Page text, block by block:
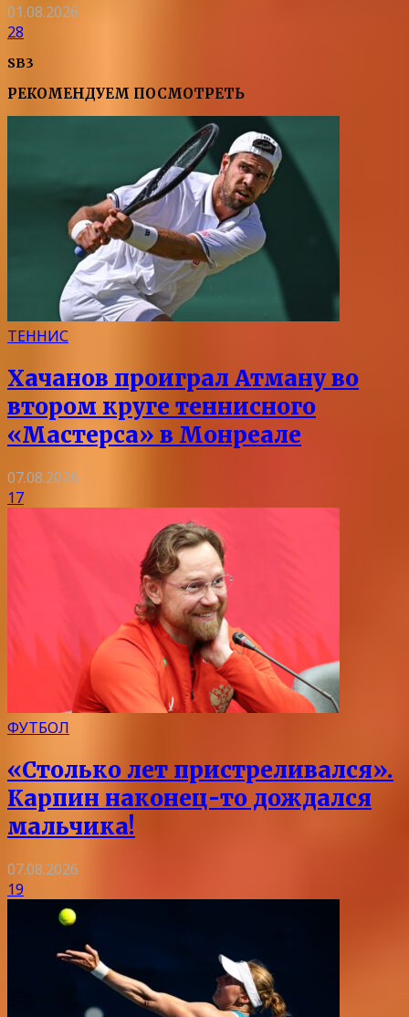
01.08.2026
28
SB3
РЕКОМЕНДУЕМ ПОСМОТРЕТЬ
ТЕННИС
Хачанов проиграл Атману во
втором круге теннисного
«Мастерса» в Монреале
07.08.2026
17
ФУТБОЛ
«Столько лет пристреливался».
Карпин наконец-то дождался
мальчика!
07.08.2026
19